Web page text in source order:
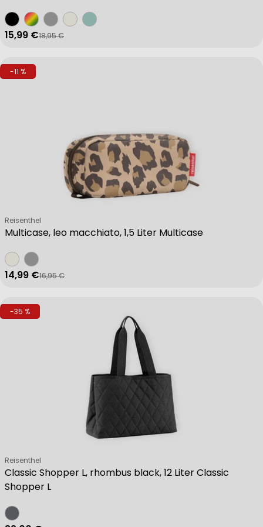
Verkaufspreis
15,99 €
Regulärer Preis
18,95 €
-11 %
Multicase, leo macchiato, 1,5 Liter Multicase
Verkäufer:
Reisenthel
Verkaufspreis
14,99 €
Regulärer Preis
16,95 €
-35 %
Classic Shopper L, rhombus black, 12 Liter Classic
Shopper L
Verkäufer:
Reisenthel